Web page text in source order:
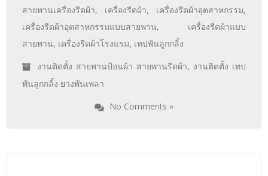
สายพานเครื่องรีดผ้า, เครื่องรีดผ้า, เครื่องรีดผ้าอุตสาหกรรม,
เครื่องรีดผ้าอุตสาหกรรมแบบสายพาน, เครื่องรีดผ้าแบบ
สายพาน, เครื่องรีดผ้าโรงแรม, เทปพันลูกกลิ้ง
งานติดตั้ง สายพานป้อนผ้า สายพานรีดผ้า, งานติดตั้ง เทป
พันลูกกลิ้ง ยางพันเพลา
No Comments »